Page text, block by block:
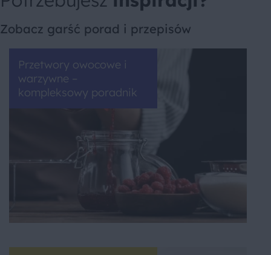
Zobacz garść porad i przepisów
Przetwory owocowe i
warzywne –
kompleksowy poradnik